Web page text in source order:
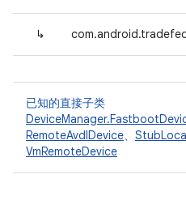
↳
已知的直接子类
RemoteAvdIDevice、
VmRemoteDevice